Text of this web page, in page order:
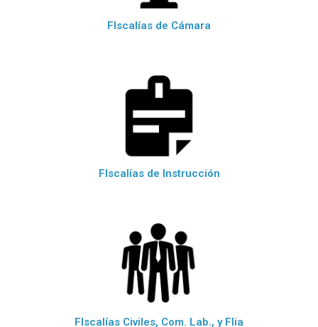
FIscalías de Cámara
FIscalías de Instrucción
FIscalías Civiles, Com. Lab., y Flia